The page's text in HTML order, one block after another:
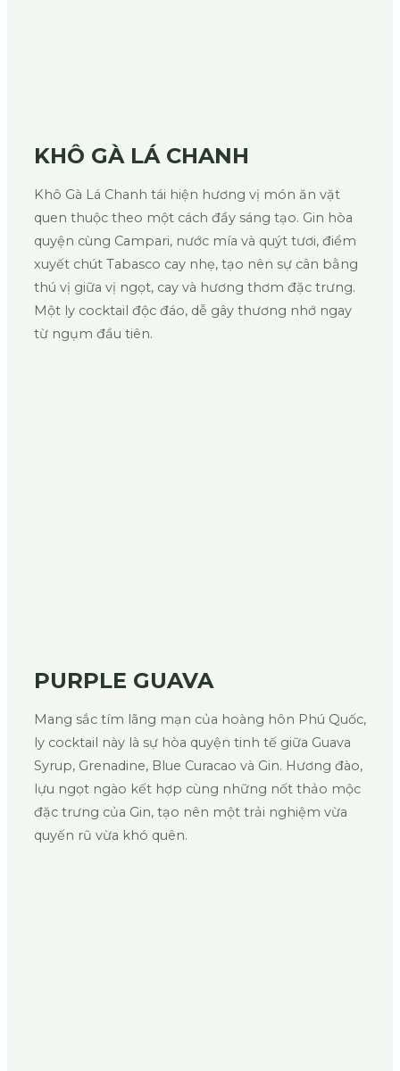
KHÔ GÀ LÁ CHANH
Khô Gà Lá Chanh tái hiện hương vị món ăn vặt
quen thuộc theo một cách đầy sáng tạo. Gin hòa
quyện cùng Campari, nước mía và quýt tươi, điểm
xuyết chút Tabasco cay nhẹ, tạo nên sự cân bằng
thú vị giữa vị ngọt, cay và hương thơm đặc trưng.
Một ly cocktail độc đáo, dễ gây thương nhớ ngay
từ ngụm đầu tiên.
PURPLE GUAVA
Mang sắc tím lãng mạn của hoàng hôn Phú Quốc,
ly cocktail này là sự hòa quyện tinh tế giữa Guava
Syrup, Grenadine, Blue Curacao và Gin. Hương đào,
lựu ngọt ngào kết hợp cùng những nốt thảo mộc
đặc trưng của Gin, tạo nên một trải nghiệm vừa
quyến rũ vừa khó quên.